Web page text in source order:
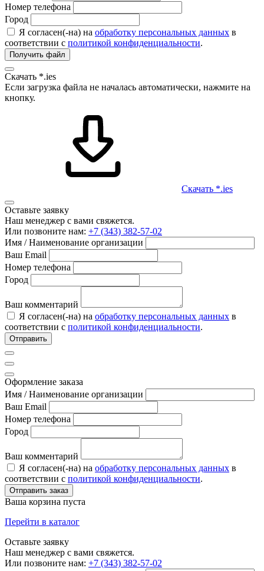
Номер телефона
Город
Я согласен(-на) на обработку персональных данных в
соответствии с политикой конфиденциальности.
Получить файл
Скачать *.ies
Если загрузка файла не началась автоматически, нажмите на
кнопку.
Скачать *.ies
Оставьте заявку
Наш менеджер с вами свяжется.
Или позвоните нам: +7 (343) 382-57-02
Имя / Наименование организации
Ваш Email
Номер телефона
Город
Ваш комментарий
Я согласен(-на) на обработку персональных данных в
соответствии с политикой конфиденциальности.
Отправить
Оформление заказа
Имя / Наименование организации
Ваш Email
Номер телефона
Город
Ваш комментарий
Я согласен(-на) на обработку персональных данных в
соответствии с политикой конфиденциальности.
Отправить заказ
Ваша корзина пуста
Перейти в каталог
Оставьте заявку
Наш менеджер с вами свяжется.
Или позвоните нам: +7 (343) 382-57-02